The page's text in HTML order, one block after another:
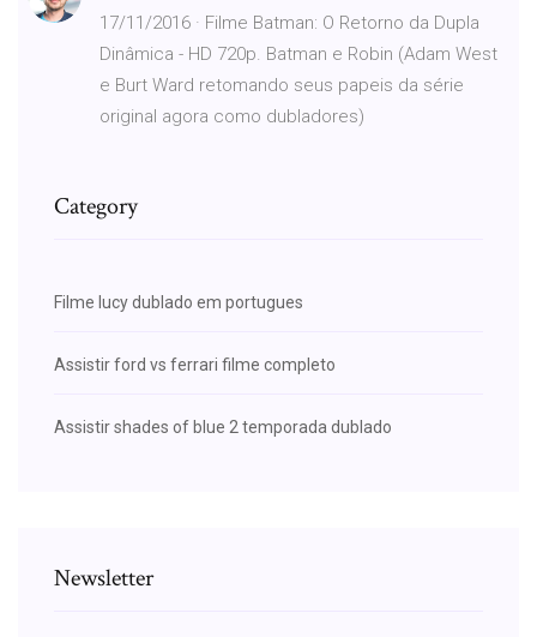
17/11/2016 · Filme Batman: O Retorno da Dupla
Dinâmica - HD 720p. Batman e Robin (Adam West
e Burt Ward retomando seus papeis da série
original agora como dubladores)
Category
Filme lucy dublado em portugues
Assistir ford vs ferrari filme completo
Assistir shades of blue 2 temporada dublado
Newsletter